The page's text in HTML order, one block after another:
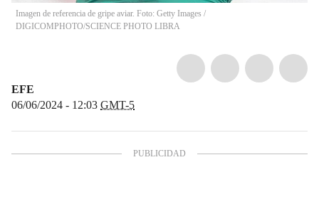
Imagen de referencia de gripe aviar. Foto: Getty Images /
DIGICOMPHOTO/SCIENCE PHOTO LIBRA
EFE
06/06/2024 - 12:03 GMT-5